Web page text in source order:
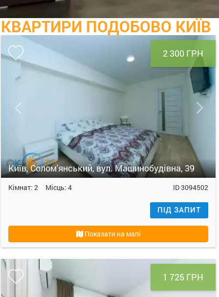
КВАРТИРИ ПОДОБОВО КИЇВ
2 300 ГРН
Київ, Солом'янський, вул. Машинобудівна, 39
Кімнат: 2 Місць: 4 ID3094502
ПІД ЗАПИТ
Показати на мапі
1 725 ГРН